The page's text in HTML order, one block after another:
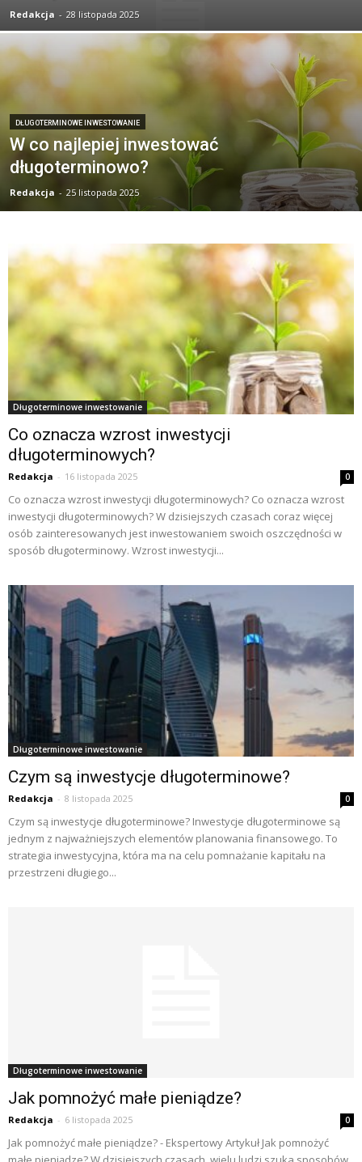
Redakcja - 28 listopada 2025
DŁUGOTERMINOWE INWESTOWANIE
W co najlepiej inwestować
długoterminowo?
Redakcja - 25 listopada 2025
Długoterminowe inwestowanie
Co oznacza wzrost inwestycji
długoterminowych?
Redakcja - 16 listopada 2025 0
Co oznacza wzrost inwestycji długoterminowych? Co oznacza wzrost
inwestycji długoterminowych? W dzisiejszych czasach coraz więcej
osób zainteresowanych jest inwestowaniem swoich oszczędności w
sposób długoterminowy. Wzrost inwestycji...
Długoterminowe inwestowanie
Czym są inwestycje długoterminowe?
Redakcja - 8 listopada 2025 0
Czym są inwestycje długoterminowe? Inwestycje długoterminowe są
jednym z najważniejszych elementów planowania finansowego. To
strategia inwestycyjna, która ma na celu pomnażanie kapitału na
przestrzeni długiego...
Długoterminowe inwestowanie
Jak pomnożyć małe pieniądze?
Redakcja - 6 listopada 2025 0
Jak pomnożyć małe pieniądze? - Ekspertowy Artykuł Jak pomnożyć